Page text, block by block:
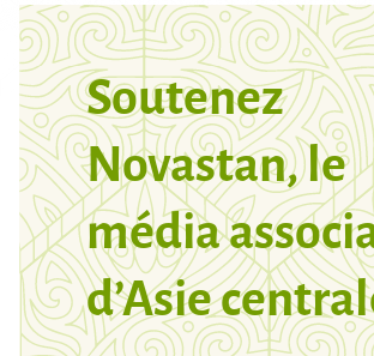
Soutenez
Novastan, le
média
d’Asie